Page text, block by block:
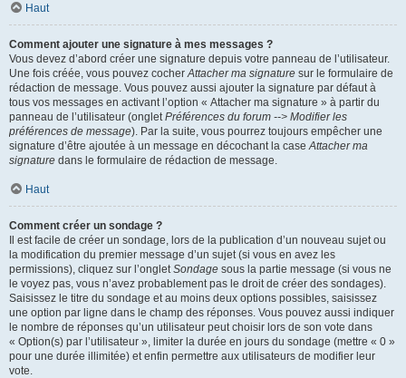
Haut
Comment ajouter une signature à mes messages ?
Vous devez d’abord créer une signature depuis votre panneau de l’utilisateur.
Une fois créée, vous pouvez cocherAttacher ma signature sur le formulaire de
rédaction de message. Vous pouvez aussi ajouter la signature par défaut à
tous vos messages en activant l’option « Attacher ma signature » à partir du
panneau de l’utilisateur (ongletPréférences du forum --> Modifier les
préférences de message). Par la suite, vous pourrez toujours empêcher une
signature d’être ajoutée à un message en décochant la caseAttacher ma
signature dans le formulaire de rédaction de message.
Haut
Comment créer un sondage ?
Il est facile de créer un sondage, lors de la publication d’un nouveau sujet ou
la modification du premier message d’un sujet (si vous en avez les
permissions), cliquez sur l’ongletSondage sous la partie message (si vous ne
le voyez pas, vous n’avez probablement pas le droit de créer des sondages).
Saisissez le titre du sondage et au moins deux options possibles, saisissez
une option par ligne dans le champ des réponses. Vous pouvez aussi indiquer
le nombre de réponses qu’un utilisateur peut choisir lors de son vote dans
« Option(s) par l’utilisateur », limiter la durée en jours du sondage (mettre « 0 »
pour une durée illimitée) et enfin permettre aux utilisateurs de modifier leur
vote.